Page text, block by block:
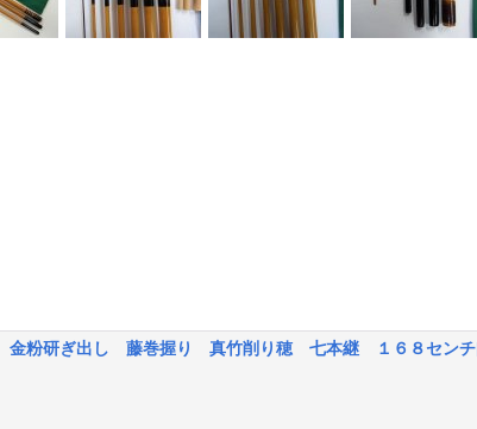
粉研ぎ出し 藤巻握り 真竹削り穂 七本継 １６８センチ